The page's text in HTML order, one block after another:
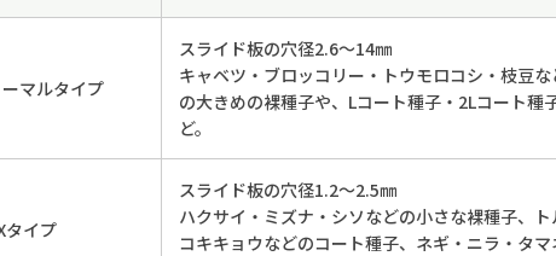
マルタイプ
スライド板の穴径2.6～14㎜
キャベツ・ブロッコリー・トウモロコシ・枝豆な
の大きめの裸種子や、Lコート種子・2Lコート種
ど。
タイプ
スライド板の穴径1.2～2.5㎜
ハクサイ・ミズナ・シソなどの小さな裸種子、ト
コキキョウなどのコート種子、ネギ・ニラ・タマ